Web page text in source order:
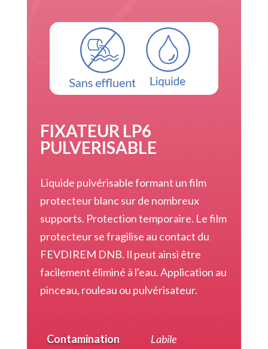
FIXATEUR LP6
PULVERISABLE
Liquide pulvérisable formant un film
protecteur blanc sur de nombreux
supports. Protection temporaire. Le film
protecteur se fragilise au contact du
FEVDIREM DNB. Il peut ainsi être
facilement éliminé à l'eau. Application au
pinceau, rouleau ou pulvérisateur.
Contamination Labile